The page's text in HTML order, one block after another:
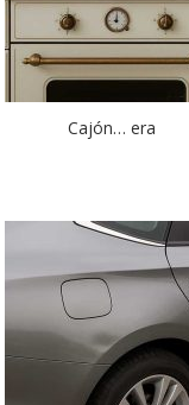
Cajón… era